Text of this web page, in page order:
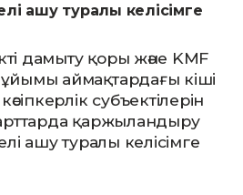
ашу туралы келісімге
дамыту қоры және KMF
аймақтардағы кіші
субъектілерін
қаржыландыру
ашу туралы келісімге